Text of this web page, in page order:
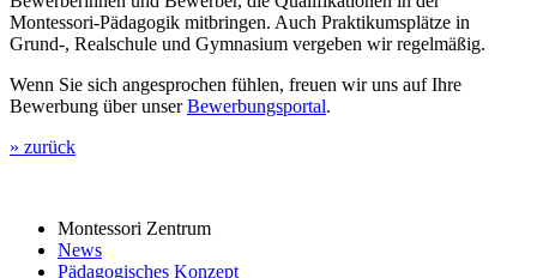
Montessori-Pädagogik mitbringen. Auch Praktikumsplätze in
Grund-, Realschule und Gymnasium vergeben wir regelmäßig.
Wenn Sie sich angesprochen fühlen, freuen wir uns auf Ihre
Bewerbung über unserBewerbungsportal.
» zurück
Montessori Zentrum
News
Pädagogisches Konzept